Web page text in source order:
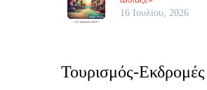
16 Ιουλίου, 2026
Τουρισμός-Εκδρομές